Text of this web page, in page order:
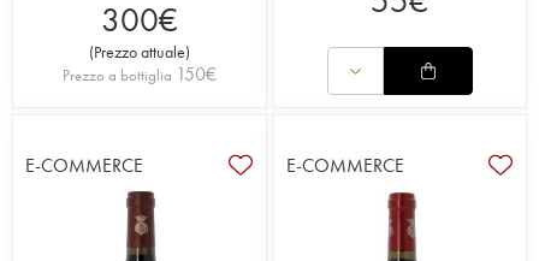
300€
(Prezzo attuale)
Prezzo a bottiglia 150€
E-COMMERCE E-COMMERCE